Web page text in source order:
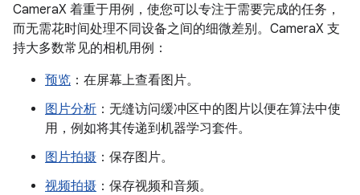
CameraX 着重于用例，使您可以专注于需要完成的任务，
而无需花时间处理不同设备之间的细微差别。CameraX 支
持大多数常见的相机用例：
预览 ：在屏幕上查看图片。
图片分析 ：无缝访问缓冲区中的图片以便在算法中使
用，例如将其传递到机器学习套件。
图片拍摄 ：保存图片。
视频拍摄 ：保存视频和音频。